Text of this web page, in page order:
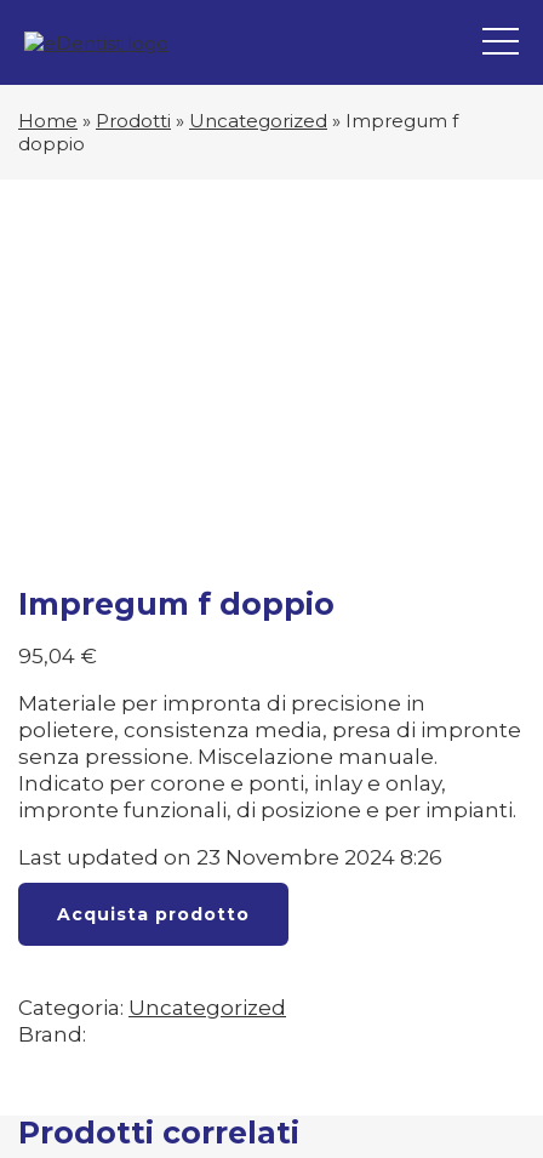
Home » Prodotti » Uncategorized » Impregum f
doppio
Impregum f doppio
95,04 €
Materiale per impronta di precisione in
polietere, consistenza media, presa di impronte
senza pressione. Miscelazione manuale.
Indicato per corone e ponti, inlay e onlay,
impronte funzionali, di posizione e per impianti.
Last updated on 23 Novembre 2024 8:26
Acquista prodotto
Categoria: Uncategorized
Brand:
Prodotti correlati